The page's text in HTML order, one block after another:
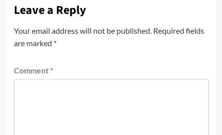
Leave a Reply
Your email address will not be published. Required fields
are marked *
Comment *